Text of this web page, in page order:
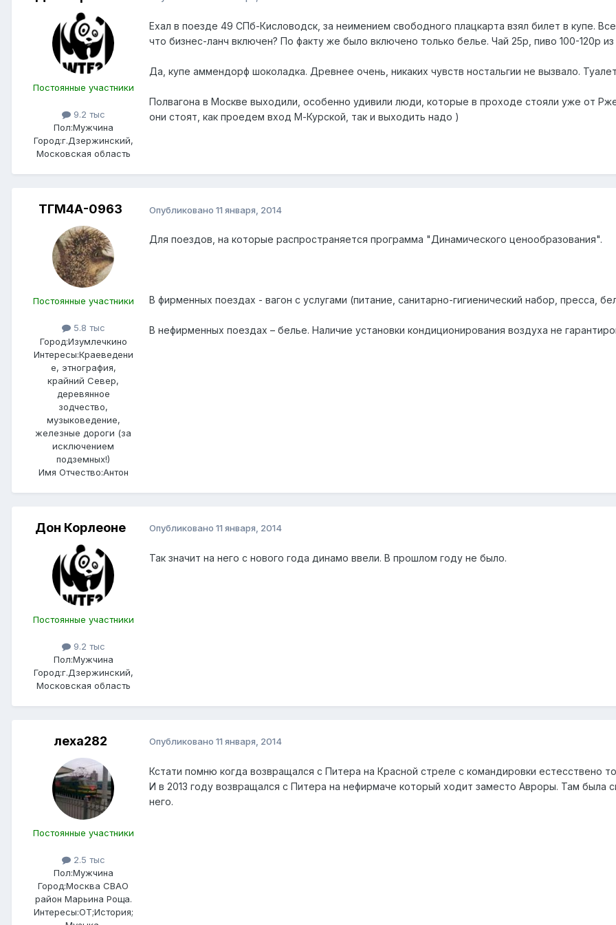
Постоянные участники
9.2 тыс
Пол:Мужчина
Город:г.Дзержинский,
Московская область
Ехал в поезде 49 СПб-Кисловодск, за неимением свободного плацкарта взял билет в купе.
что бизнес-ланч включен? По факту же было включено только белье. Чай 25р, пиво 100-120р
Да, купе аммендорф шоколадка. Древнее очень, никаких чувств ностальгии не вызвало.
Полвагона в Москве выходили, особенно удивили люди, которые в проходе стояли уже от
они стоят, как проедем вход М-Курской, так и выходить надо )
ТГМ4А-0963
Постоянные участники
5.8 тыс
Город:Изумлечкино
Интересы:Краеведени
е, этнография,
крайний Север,
деревянное
зодчество,
музыковедение,
железные дороги (за
исключением
подземных!)
Имя Отчество:Антон
Опубликовано 11 января, 2014
Для поездов, на которые распространяется программа "Динамического ценообразования".
В фирменных поездах - вагон с услугами (питание, санитарно-гигиенический набор, пресса,
В нефирменных поездах – белье. Наличие установки кондиционирования воздуха не
Дон Корлеоне
Постоянные участники
9.2 тыс
Пол:Мужчина
Город:г.Дзержинский,
Московская область
Опубликовано 11 января, 2014
Так значит на него с нового года динамо ввели. В прошлом году не было.
леха282
Постоянные участники
2.5 тыс
Пол:Мужчина
Город:Москва СВАО
район Марьина Роща.
Интересы:ОТ;История;
Опубликовано 11 января, 2014
Кстати помню когда возвращался с Питера на Красной стреле с командировки естесствено
И в 2013 году возвращался с Питера на нефирмаче который ходит заместо Авроры. Там
него.